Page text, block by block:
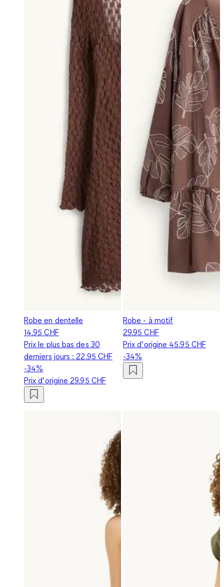
Robe en dentelle
14.95 CHF
Prix le plus bas des 30
derniers jours : 22.95 CHF
-34%
Prix d‘origine 29.95 CHF
Robe - à motif
29.95 CHF
Prix d‘origine 45.95 CHF
-34%